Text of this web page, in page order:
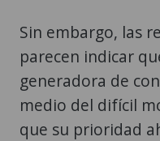
Sin embargo, las
parecen indicar
generadora de
medio del difícil
que su prioridad